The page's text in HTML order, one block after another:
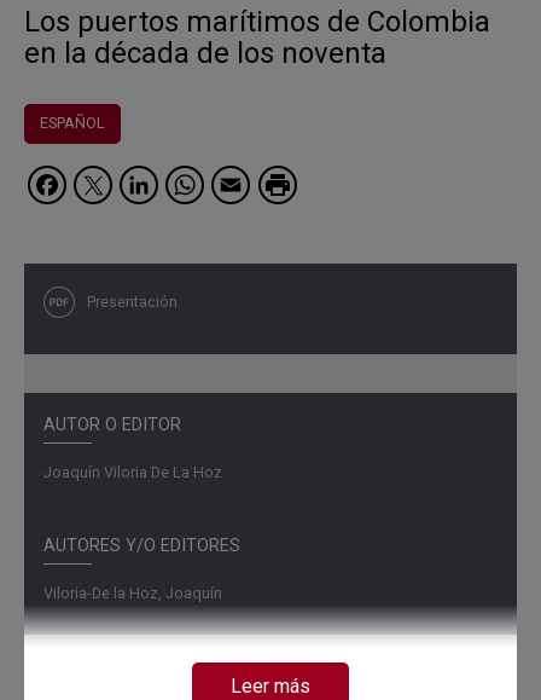
Los puertos marítimos de Colombia
en la década de los noventa
ESPAÑOL
Facebook
Twitter
LinkedIn
WhatsApp
Email
Presentación
AUTOR O EDITOR
Joaquín Viloria De La Hoz
AUTORES Y/O EDITORES
Viloria-De la Hoz, Joaquín
Leer más